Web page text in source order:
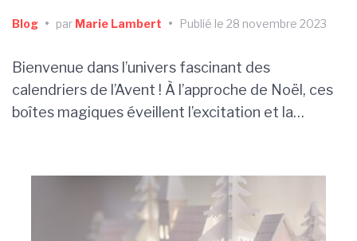
Blog • par Marie Lambert • Publié le 28 novembre 2023
Bienvenue dans l’univers fascinant des
calendriers de l’Avent ! À l’approche de Noël, ces
boîtes magiques éveillent l’excitation et la…